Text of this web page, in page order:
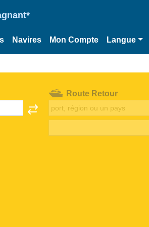
Navires Mon Compte Langue
Route Retour